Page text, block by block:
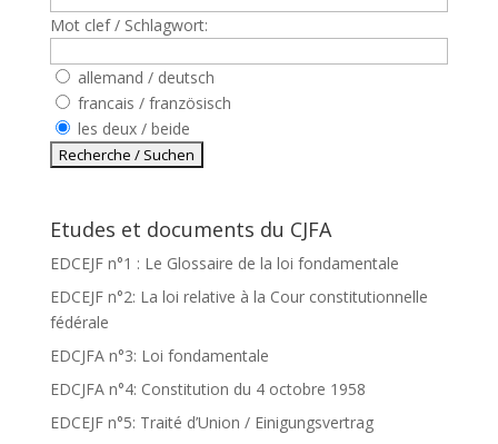
Mot clef / Schlagwort:
allemand / deutsch
francais / französisch
les deux / beide
Etudes et documents du CJFA
EDCEJF n°1 : Le Glossaire de la loi fondamentale
EDCEJF n°2: La loi relative à la Cour constitutionnelle
fédérale
EDCJFA n°3: Loi fondamentale
EDCJFA n°4: Constitution du 4 octobre 1958
EDCEJF n°5: Traité d’Union / Einigungsvertrag